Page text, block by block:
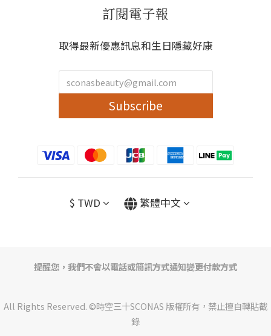
訂閱電子報
取得最新優惠訊息和生日隱藏好康
Subscribe
$ TWD 繁體中文
提醒您，我們不會以電話或簡訊方式通知變更付款方式
All Rights Reserved. ©時空三十SCONAS 版權所有，禁止擅自轉貼截
錄